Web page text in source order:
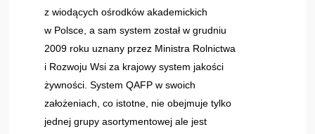
z wiodących ośrodków akademickich
w Polsce, a sam system został w grudniu
2009 roku uznany przez Ministra Rolnictwa
i Rozwoju Wsi za krajowy system jakości
żywności. System QAFP w swoich
założeniach, co istotne, nie obejmuje tylko
jednej grupy asortymentowej ale jest